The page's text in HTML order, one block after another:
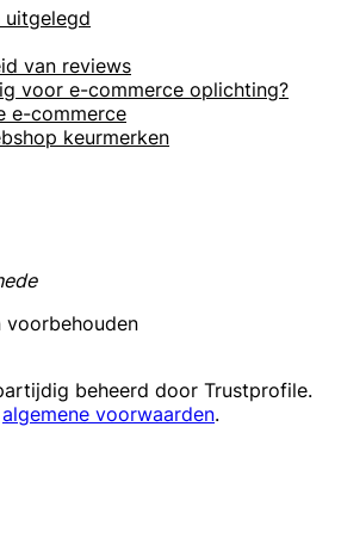
uitgelegd
van reviews
voor e-commerce oplichting?
e-commerce
keurmerken
beheerd door Trustprofile.
algemene voorwaarden.